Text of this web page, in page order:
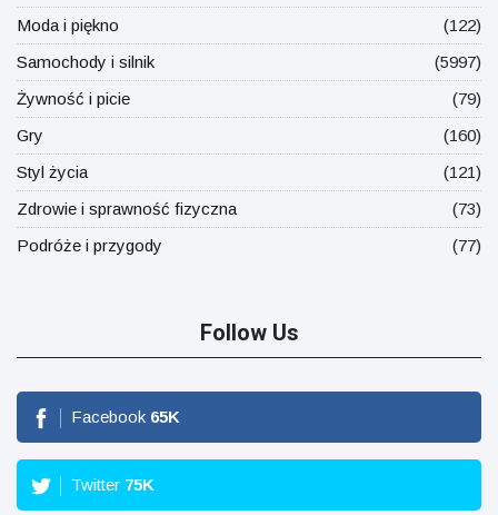
Moda i piękno
(122)
Samochody i silnik
(5997)
Żywność i picie
(79)
Gry
(160)
Styl życia
(121)
Zdrowie i sprawność fizyczna
(73)
Podróże i przygody
(77)
Follow Us
Facebook 65K
Twitter 75K